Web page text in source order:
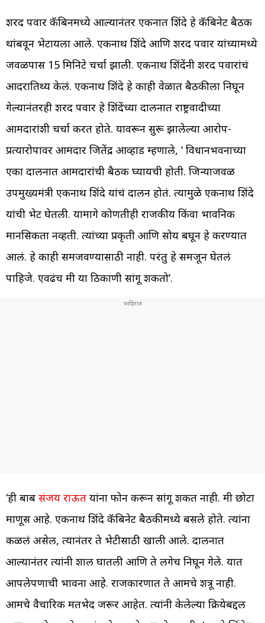
शरद पवार कॅबिनमध्ये आल्यानंतर एकनात शिंदे हे कॅबिनेट बैठक
थांबवून भेटायला आले. एकनाथ शिंदे आणि शरद पवार यांच्यामध्ये
जवळपास 15 मिनिटे चर्चा झाली. एकनाथ शिंदेंनी शरद पवारांचं
आदरातिथ्य केलं. एकनाथ शिंदे हे काही वेळात बैठकीला निघून
गेल्यानंतरही शरद पवार हे शिंदेंच्या दालनात राष्ट्रवादीच्या
आमदारांशी चर्चा करत होते. यावरून सुरू झालेल्या आरोप-
प्रत्यारोपावर आमदार जितेंद्र आव्हाड म्हणाले, ‘ विधानभवनाच्या
एका दालनात आमदारांची बैठक घ्यायची होती. जिन्याजवळ
उपमुख्यमंत्री एकनाथ शिंदे यांचं दालन होतं. त्यामुळे एकनाथ शिंदे
यांची भेट घेतली. यामागे कोणतीही राजकीय किंवा भावनिक
मानसिकता नव्हती. त्यांच्या प्रकृती आणि सोय बघून हे करण्यात
आलं. हे काही समजवण्यासाठी नाही. परंतु हे समजून घेतलं
पाहिजे. एवढंच मी या ठिकाणी सांगू शकतो’.
‘ही बाब संजय राऊत यांना फोन करून सांगू शकत नाही. मी छोटा
माणूस आहे. एकनाथ शिंदे कॅबिनेट बैठकीमध्ये बसले होते. त्यांना
कळलं असेल, त्यानंतर ते भेटीसाठी खाली आले. दालनात
आल्यानंतर त्यांनी शाल घातली आणि ते लगेच निघून गेले. यात
आपलेपणाची भावना आहे. राजकारणात ते आमचे शत्रू नाही.
आमचे वैचारिक मतभेद जरूर आहेत. त्यांनी केलेल्या क्रियेबद्दल